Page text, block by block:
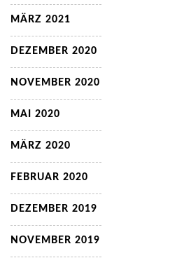
MÄRZ 2021
DEZEMBER 2020
NOVEMBER 2020
MAI 2020
MÄRZ 2020
FEBRUAR 2020
DEZEMBER 2019
NOVEMBER 2019